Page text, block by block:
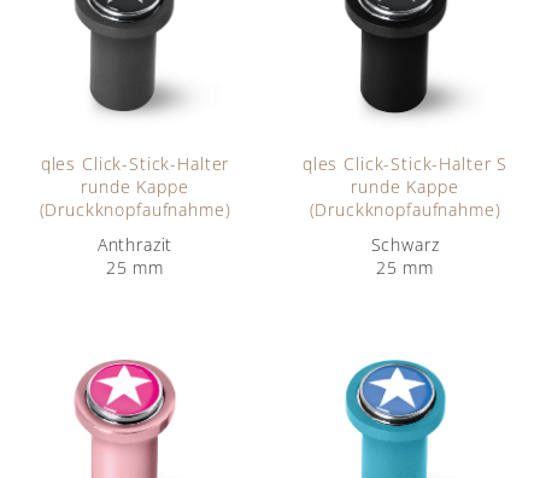
qles Click-Stick-Halter
runde Kappe
(Druckknopfaufnahme)
Anthrazit
25 mm
qles Click-Stick-Halter S
runde Kappe
(Druckknopfaufnahme)
Schwarz
25 mm